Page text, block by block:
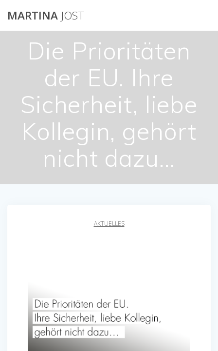
MARTINA JOST
Die Prioritäten
der EU. Ihre
Sicherheit, liebe
Kollegin, gehört
nicht dazu…
AKTUELLES